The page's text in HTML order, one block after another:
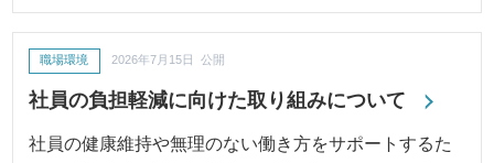
社員の負担軽減に向けた取り組みについて
職場環境 2026年7月15日 公開
社員の健康維持や無理のない働き方をサポートするた